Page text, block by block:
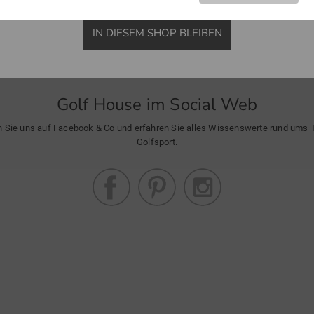
Golf House im Social Web
Sie uns auf Facebook & Co und erfahren Sie alles Wissenswerte rund ums
Golfsport.
IN DIESEM SHOP BLEIBEN